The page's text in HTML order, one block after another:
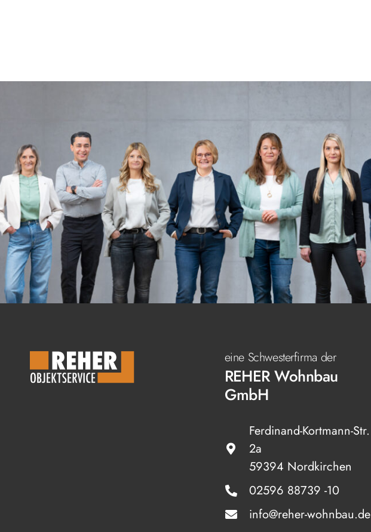
eine Schwesterfirma der
REHER Wohnbau
GmbH
Ferdinand-Kortmann-Str.
2a
59394 Nordkirchen
02596 88739 -10
info@reher-wohnbau.de